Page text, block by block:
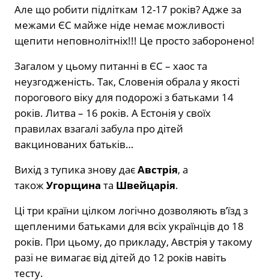
Але що робити підліткам 12-17 років? Адже за
межами ЄС майже ніде немає можливості
щепити неповнолітніх!!! Це просто заборонено!
Загалом у цьому питанні в ЄС – хаос та
неузгодженість. Так, Словенія обрала у якості
порогового віку для подорожі з батьками 14
років. Литва – 16 років. А Естонія у своїх
правилах взагалі забула про дітей
вакцинованих батьків…
Вихід з тупика знову даєАвстрія, а
такожУгорщина та Швейцарія.
Ці три країни цілком логічно дозволяють в’їзд з
щепленими батьками для всіх українців до 18
років. При цьому, до прикладу, Австрія у такому
разі не вимагає від дітей до 12 років навіть
тесту.